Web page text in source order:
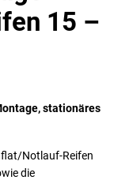
15 –
stationäres
Notlauf-Reifen
die